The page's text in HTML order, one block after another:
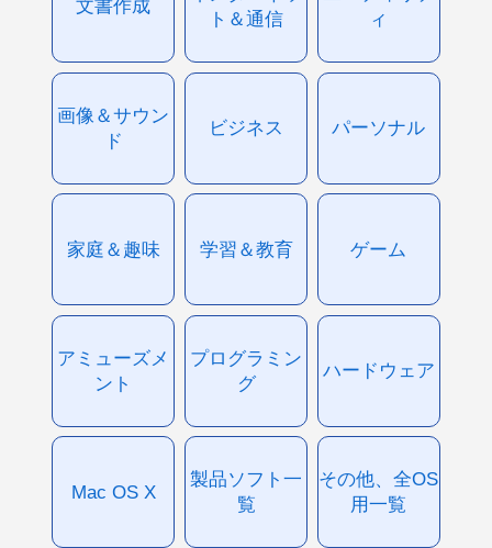
文書作成
ト＆通信
ィ
画像＆サウン
ド
ビジネス パーソナル
家庭＆趣味 学習＆教育 ゲーム
アミューズメ
ント
プログラミン
グ
ハードウェア
Mac OS X
製品ソフト一
覧
その他、全OS
用一覧